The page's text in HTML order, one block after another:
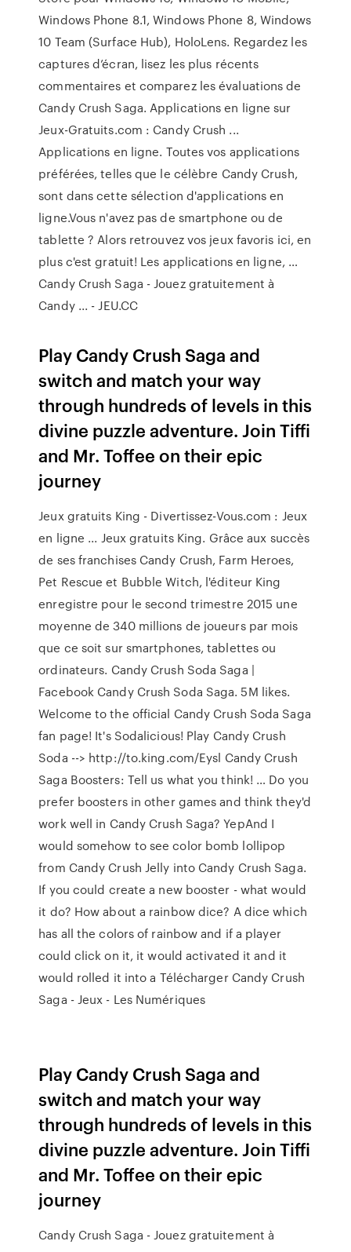
Windows Phone 8.1, Windows Phone 8, Windows
10 Team (Surface Hub), HoloLens. Regardez les
captures d’écran, lisez les plus récents
commentaires et comparez les évaluations de
Candy Crush Saga. Applications en ligne sur
Jeux-Gratuits.com : Candy Crush ...
Applications en ligne. Toutes vos applications
préférées, telles que le célèbre Candy Crush,
sont dans cette sélection d'applications en
ligne.Vous n'avez pas de smartphone ou de
tablette ? Alors retrouvez vos jeux favoris ici, en
plus c'est gratuit! Les applications en ligne, …
Candy Crush Saga - Jouez gratuitement à
Candy ... - JEU.CC
Play Candy Crush Saga and
switch and match your way
through hundreds of levels in this
divine puzzle adventure. Join Tiffi
and Mr. Toffee on their epic
journey
Jeux gratuits King - Divertissez-Vous.com : Jeux
en ligne ... Jeux gratuits King. Grâce aux succès
de ses franchises Candy Crush, Farm Heroes,
Pet Rescue et Bubble Witch, l'éditeur King
enregistre pour le second trimestre 2015 une
moyenne de 340 millions de joueurs par mois
que ce soit sur smartphones, tablettes ou
ordinateurs. Candy Crush Soda Saga |
Facebook Candy Crush Soda Saga. 5M likes.
Welcome to the official Candy Crush Soda Saga
fan page! It's Sodalicious! Play Candy Crush
Soda --> http://to.king.com/Eysl Candy Crush
Saga Boosters: Tell us what you think! … Do you
prefer boosters in other games and think they'd
work well in Candy Crush Saga? YepAnd I
would somehow to see color bomb lollipop
from Candy Crush Jelly into Candy Crush Saga.
If you could create a new booster - what would
it do? How about a rainbow dice? A dice which
has all the colors of rainbow and if a player
could click on it, it would activated it and it
would rolled it into a Télécharger Candy Crush
Saga - Jeux - Les Numériques
Play Candy Crush Saga and
switch and match your way
through hundreds of levels in this
divine puzzle adventure. Join Tiffi
and Mr. Toffee on their epic
journey
Candy Crush Saga - Jouez gratuitement à